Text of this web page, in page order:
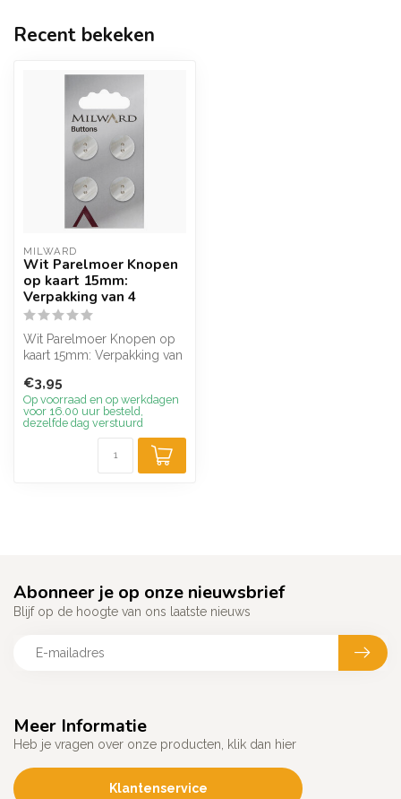
Recent bekeken
MILWARD
Wit Parelmoer Knopen
op kaart 15mm:
Verpakking van 4
Wit Parelmoer Knopen op
kaart 15mm: Verpakking van
€3,95
Op voorraad en op werkdagen
voor 16.00 uur besteld,
dezelfde dag verstuurd
Meer Informatie
Heb je vragen over onze producten, klik dan hier
Klantenservice
Abonneer je op onze nieuwsbrief
Blijf op de hoogte van ons laatste nieuws